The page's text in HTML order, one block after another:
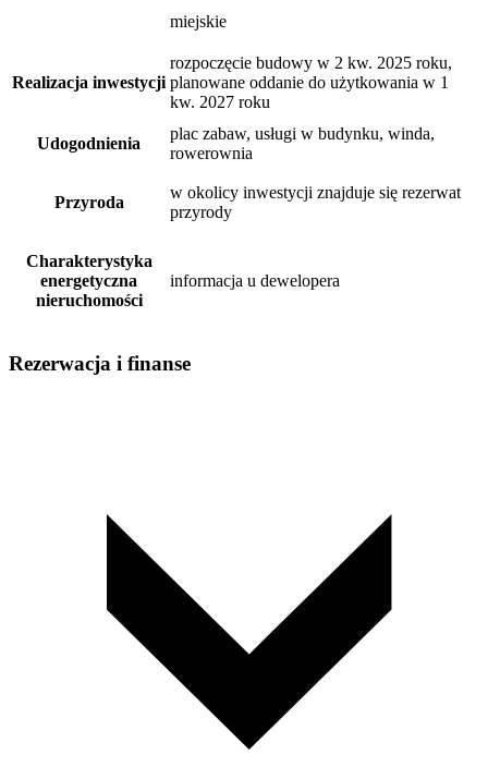
miejskie
Realizacja inwestycji
rozpoczęcie budowy w 2 kw. 2025 roku,
planowane oddanie do użytkowania w 1
kw. 2027 roku
Udogodnienia
plac zabaw, usługi w budynku, winda,
rowerownia
Przyroda
w okolicy inwestycji znajduje się rezerwat
przyrody
Charakterystyka
energetyczna
nieruchomości
informacja u dewelopera
Rezerwacja i finanse